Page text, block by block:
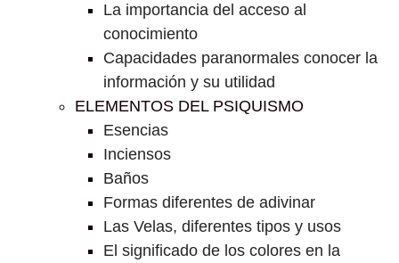
La importancia del acceso al
conocimiento
Capacidades paranormales conocer la
información y su utilidad
ELEMENTOS DEL PSIQUISMO
Esencias
Inciensos
Baños
Formas diferentes de adivinar
Las Velas, diferentes tipos y usos
El significado de los colores en la